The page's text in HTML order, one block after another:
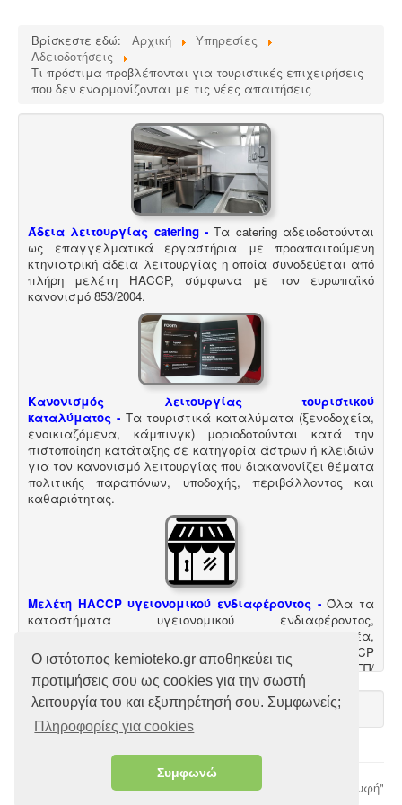
Ο ιστότοπος kemioteko.gr αποθηκεύει τις
προτιμήσεις σου ως cookies για την σωστή
λειτουργία του και εξυπηρέτησή σου. Συμφωνείς;
Πληροφορίες για cookies
Συμφωνώ
εγκατασταθούν ή συνεχίσουν να λειτουργούν
χρειάζονται περιβαλλοντική άδεια σε ισχύ. Η άδεια
εκδίδεται μετά από την έγκριση της σχετικής μελέτης
περιβαλλοντικών επιπτώσεων.
Ανελκυστήρες προσώπων - .Η λειτουργία παλιών
ανελκυστήρων χωρίς στοιχεία νομιμότητας
επιτρέπεται μετά από σύνταξη μελέτης - σχεδιων
ανελκυστήρα, συντήρησης, πιστοποίησης και έκδοσης
βεβαίωσης καταχώρησης στην αρμόδια υπηρεσία.
Μελέτη προστασίας δεδομένων πελατών (GDPR)
-
Στις 25-05-2018 τίθεται σε εφαρμογή ονέος
ευρωπαϊκός κανονισμός προστασίας δεδομένων
(GDPR), σύμφωνα με τον οποίο όλες οι επιχειρήσεις με
Ευρωπαίους πελάτες (περιλαμβανομένων και των
Ελλήνων) θα πρέπει να μπορούν να αποδείξουν, με την
αναλογούσα μελέτη προστασίας δεδομένων, ότι
συμμορφώνονται με τις νέες απαιτήσεις
Βρίσκεστε εδώ: Αρχική
Υπηρεσίες
Αδειοδοτήσεις
Τι πρόστιμα προβλέπονται για τουριστικές επιχειρήσεις
που δεν εναρμονίζονται με τις νέες απαιτήσεις
Άδεια λειτουργίας catering - Τα catering αδειοδοτούνται
ως επαγγελματικά εργαστήρια με προαπαιτούμενη
κτηνιατρική άδεια λειτουργίας η οποία συνοδεύεται από
πλήρη μελέτη HACCP, σύμφωνα με τον ευρωπαϊκό
κανονισμό 853/2004.
Κανονισμός λειτουργίας τουριστικού
καταλύματος - Τα τουριστικά καταλύματα (ξενοδοχεία,
ενοικιαζόμενα, κάμπινγκ) μοριοδοτούνται κατά την
πιστοποίηση κατάταξης σε κατηγορία άστρων ή κλειδιών
για τον κανονισμό λειτουργίας που διακανονίζει θέματα
πολιτικής παραπόνων, υποδοχής, περιβάλλοντος και
καθαριότητας.
Μελέτη HACCP υγειονομικού ενδιαφέροντος -Όλα τα
καταστήματα υγειονομικού ενδιαφέροντος,
βρεφονηπιακοί, μονάδες φροντίδας, παλιά & νέα,
υποχρεούνται να διαθέτουν μελέτη διεργασιών HACCP
από επαγγελματία υγειονολόγο (απόφαση
Υ1γ/ΓΠ/
οικ.47829/17).
"Επιστροφή στη Κορυφή"
© 2026 Χριστόδουλος Ι. Χατζηλιόντος